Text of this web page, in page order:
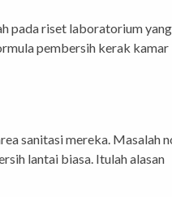
pada riset laboratorium yang
pembersih kerak kamar
sanitasi mereka. Masalah
lantai biasa. Itulah alasan